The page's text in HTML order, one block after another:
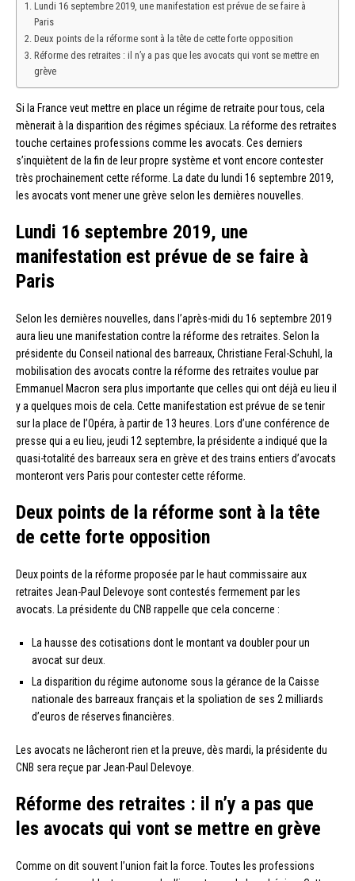
Lundi 16 septembre 2019, une manifestation est prévue de se faire à
Paris
Deux points de la réforme sont à la tête de cette forte opposition
Réforme des retraites : il n’y a pas que les avocats qui vont se mettre en
grève
Si la France veut mettre en place un régime de retraite pour tous, cela
mènerait à la disparition des régimes spéciaux. La réforme des retraites
touche certaines professions comme les avocats. Ces derniers
s’inquiètent de la fin de leur propre système et vont encore contester
très prochainement cette réforme. La date du lundi 16 septembre 2019,
les avocats vont mener une grève selon les dernières nouvelles.
Lundi 16 septembre 2019, une
manifestation est prévue de se faire à
Paris
Selon les dernières nouvelles, dans l’après-midi du 16 septembre 2019
aura lieu une manifestation contre la réforme des retraites. Selon la
présidente du Conseil national des barreaux, Christiane Feral-Schuhl, la
mobilisation des avocats contre la réforme des retraites voulue par
Emmanuel Macron sera plus importante que celles qui ont déjà eu lieu il
y a quelques mois de cela. Cette manifestation est prévue de se tenir
sur la place de l’Opéra, à partir de 13 heures. Lors d’une conférence de
presse qui a eu lieu, jeudi 12 septembre, la présidente a indiqué que la
quasi-totalité des barreaux sera en grève et des trains entiers d’avocats
monteront vers Paris pour contester cette réforme.
Deux points de la réforme sont à la tête
de cette forte opposition
Deux points de la réforme proposée par le haut commissaire aux
retraites Jean-Paul Delevoye sont contestés fermement par les
avocats. La présidente du CNB rappelle que cela concerne :
La hausse des cotisations dont le montant va doubler pour un
avocat sur deux.
La disparition du régime autonome sous la gérance de la Caisse
nationale des barreaux français et la spoliation de ses 2 milliards
d’euros de réserves financières.
Les avocats ne lâcheront rien et la preuve, dès mardi, la présidente du
CNB sera reçue par Jean-Paul Delevoye.
Réforme des retraites : il n’y a pas que
les avocats qui vont se mettre en grève
Comme on dit souvent l’union fait la force. Toutes les professions